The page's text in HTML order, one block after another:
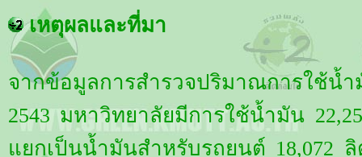
เหตุผลและที่มา
จากข้อมูลการสำรวจปริมาณการใช้
2543 มหาวิทยาลัยมีการใช้น้ำมัน
แยกเป็นน้ำมันสำหรับรถยนต์ 18,072